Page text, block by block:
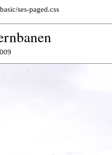
ses-paged.css